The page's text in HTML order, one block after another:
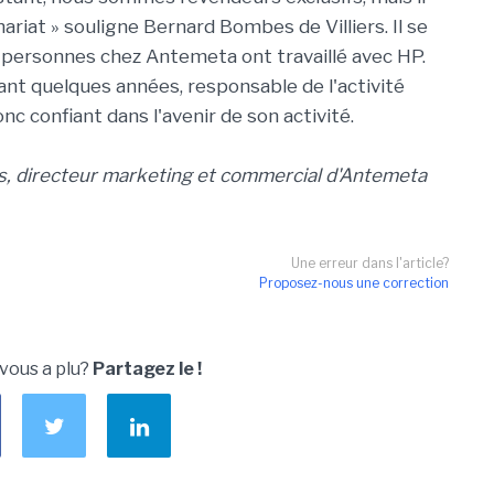
» souligne Bernard Bombes de Villiers. Il se
chez Antemeta ont travaillé avec HP.
quelques années, responsable de l'activité
confiant dans l'avenir de son activité.
directeur marketing et commercial d'Antemeta
Une erreur dans l'article?
Proposez-nous une correction
a plu? Partagez le !